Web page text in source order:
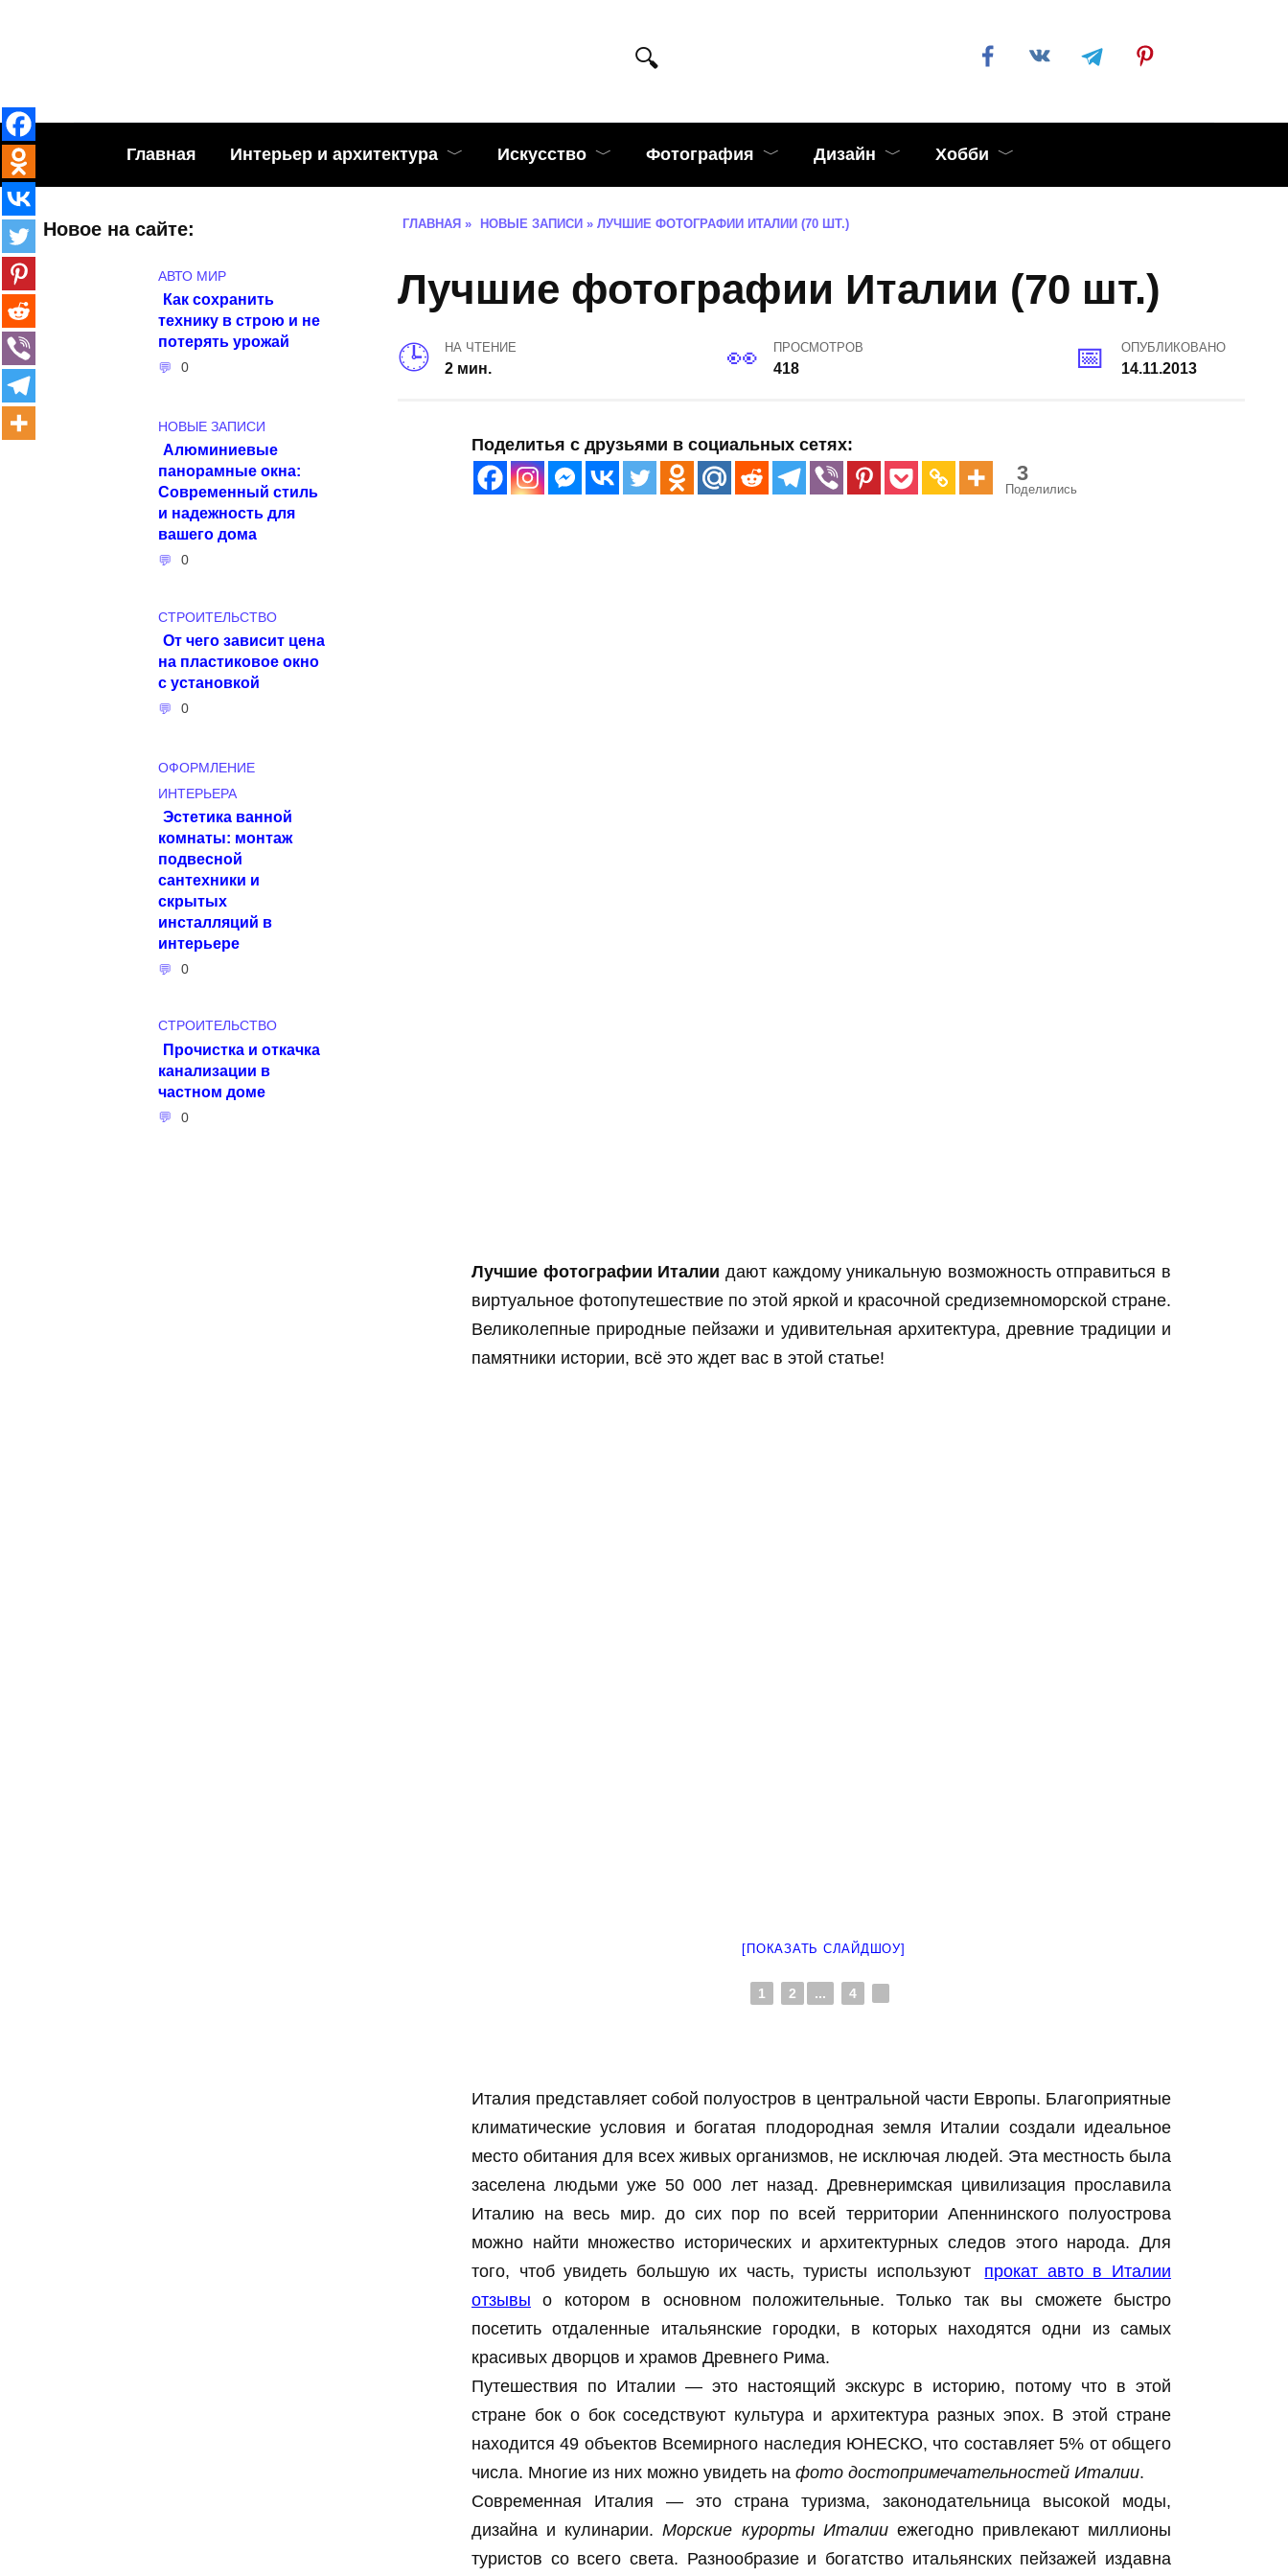
Главная Интерьер и архитектура Искусство Фотография Дизайн Хобби
ГЛАВНАЯ » НОВЫЕ ЗАПИСИ » ЛУЧШИЕ ФОТОГРАФИИ ИТАЛИИ (70 ШТ.)
Лучшие фотографии Италии (70 шт.)
НА ЧТЕНИЕ
2 мин.
ПРОСМОТРОВ
418
ОПУБЛИКОВАНО
14.11.2013
Поделитья с друзьями в социальных сетях:
3
Поделились
Лучшие фотографии Италии дают каждому уникальную возможность отправиться в
виртуальное фотопутешествие по этой яркой и красочной средиземноморской стране.
Великолепные природные пейзажи и удивительная архитектура, древние традиции и
памятники истории, всё это ждет вас в этой статье!
[ПОКАЗАТЬ СЛАЙДШОУ]
1 2 ... 4
Италия представляет собой полуостров в центральной части Европы. Благоприятные
климатические условия и богатая плодородная земля Италии создали идеальное
место обитания для всех живых организмов, не исключая людей. Эта местность была
заселена людьми уже 50 000 лет назад. Древнеримская цивилизация прославила
Италию на весь мир. до сих пор по всей территории Апеннинского полуострова
можно найти множество исторических и архитектурных следов этого народа. Для
того, чтоб увидеть большую их часть, туристы используют
прокат авто в Италии
отзывы о котором в основном положительные. Только так вы сможете быстро
посетить отдаленные итальянские городки, в которых находятся одни из самых
красивых дворцов и храмов Древнего Рима.
Путешествия по Италии — это настоящий экскурс в историю, потому что в этой
стране бок о бок соседствуют культура и архитектура разных эпох. В этой стране
находится 49 объектов Всемирного наследия ЮНЕСКО, что составляет 5% от общего
числа. Многие из них можно увидеть на фото достопримечательностей Италии.
Современная Италия — это страна туризма, законодательница высокой моды,
дизайна и кулинарии.Морские курорты Италииежегодно привлекают миллионы
туристов со всего света. Разнообразие и богатство итальянских пейзажей издавна
Новое на сайте:
АВТО МИР
Как сохранить
технику в строю и не
потерять урожай
0
НОВЫЕ ЗАПИСИ
Алюминиевые
панорамные окна:
Современный стиль
и надежность для
вашего дома
0
СТРОИТЕЛЬСТВО
От чего зависит цена
на пластиковое окно
с установкой
0
ОФОРМЛЕНИЕ
ИНТЕРЬЕРА
Эстетика ванной
комнаты: монтаж
подвесной
сантехники и
скрытых
инсталляций в
интерьере
0
СТРОИТЕЛЬСТВО
Прочистка и откачка
канализации в
частном доме
0